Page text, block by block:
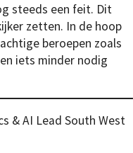
steeds een feit. Dit
zetten. In de hoop
beroepen zoals
iets minder nodig
& AI Lead South West